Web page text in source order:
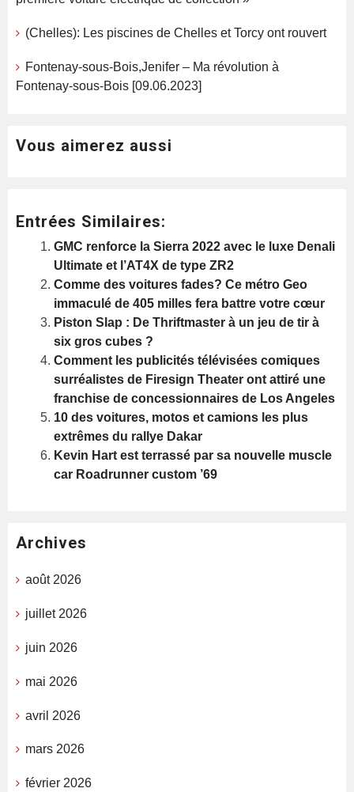
(Chelles): Les piscines de Chelles et Torcy ont rouvert
Fontenay-sous-Bois,Jenifer – Ma révolution à
Fontenay-sous-Bois [09.06.2023]
Vous aimerez aussi
Entrées Similaires:
GMC renforce la Sierra 2022 avec le luxe Denali
Ultimate et l’AT4X de type ZR2
Comme des voitures fades? Ce métro Geo
immaculé de 405 milles fera battre votre cœur
Piston Slap : De Thriftmaster à un jeu de tir à
six gros cubes ?
Comment les publicités télévisées comiques
surréalistes de Firesign Theater ont attiré une
franchise de concessionnaires de Los Angeles
10 des voitures, motos et camions les plus
extrêmes du rallye Dakar
Kevin Hart est terrassé par sa nouvelle muscle
car Roadrunner custom ’69
Archives
août 2026
juillet 2026
juin 2026
mai 2026
avril 2026
mars 2026
février 2026